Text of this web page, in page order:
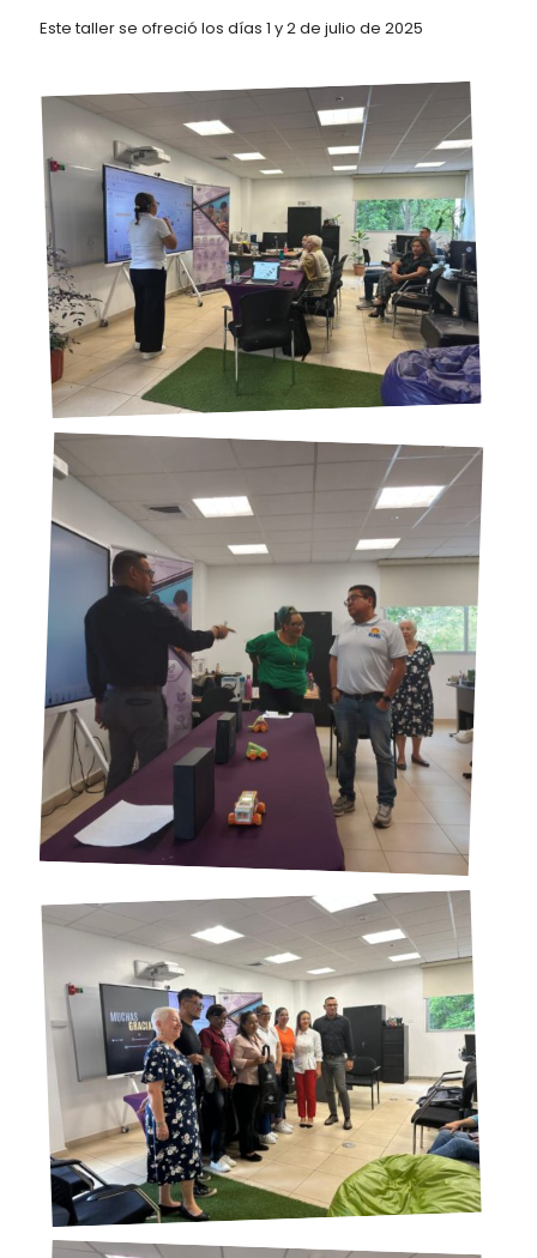
Este taller se ofreció los días 1 y 2 de julio de 2025